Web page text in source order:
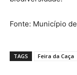
Fonte: Município
TAGS Feira da Caça